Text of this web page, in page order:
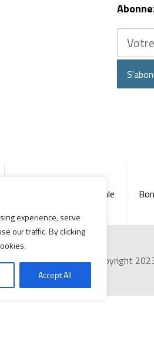
experience, serve
our traffic. By clicking
Accept All
courriel
Documentation générale
Copyright